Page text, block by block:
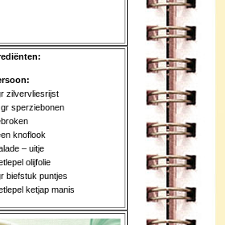
zilvervliesrijst
gr sperziebonen
knoflook
– uitje
olijfolie
biefstuk puntjes
ketjap manis